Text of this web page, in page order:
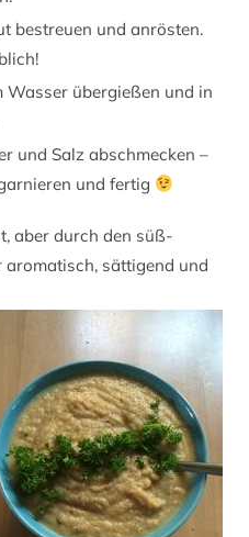
bestreuen und anrösten.
Wasser übergießen und in
und Salz abschmecken –
und fertig
aber durch den süß-
aromatisch, sättigend und